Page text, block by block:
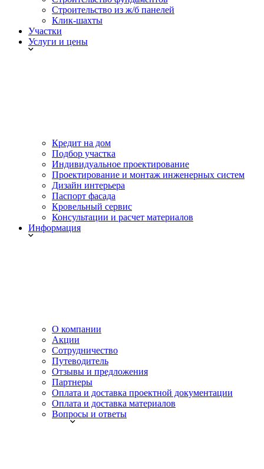
Строительство из ж/б панелей
Клик-шахты
Участки
Услуги и цены
Кредит на дом
Подбор участка
Индивидуальное проектирование
Проектирование и монтаж инженерных систем
Дизайн интерьера
Паспорт фасада
Кровельный сервис
Консультации и расчет материалов
Информация
О компании
Акции
Сотрудничество
Путеводитель
Отзывы и предложения
Партнеры
Оплата и доставка проектной документации
Оплата и доставка материалов
Вопросы и ответы